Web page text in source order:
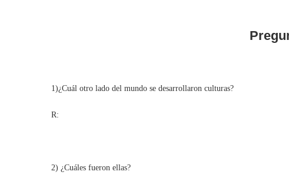
1)¿Cuál otro lado del mundo se desarrollaron culturas?
R:
2) ¿Cuáles fueron ellas?